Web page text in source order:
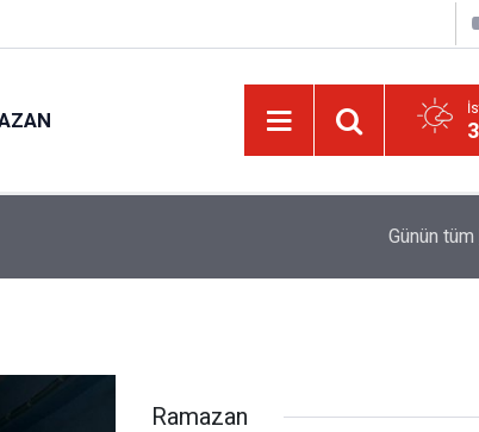
LGS yerleştirme
Günün tüm
Ramazan